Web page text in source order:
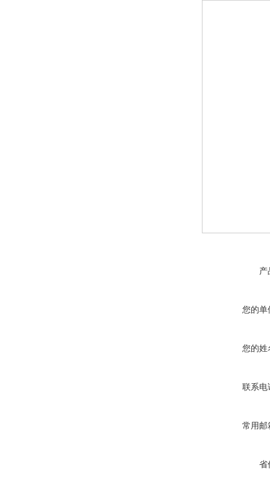
产
您的单
您的姓
联系电
常用邮
省